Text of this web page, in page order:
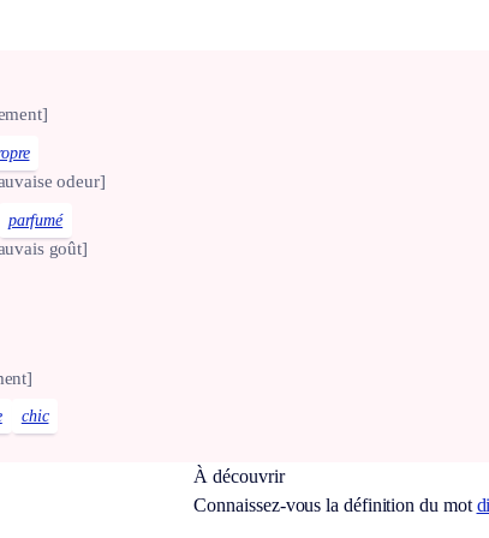
odeur]
parfumé
goût]
chic
À découvrir
Connaissez-vous la définition du mot